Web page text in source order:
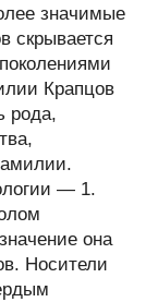
значимые
скрывается
Крапцов
рода,
— 1.
она
Носители